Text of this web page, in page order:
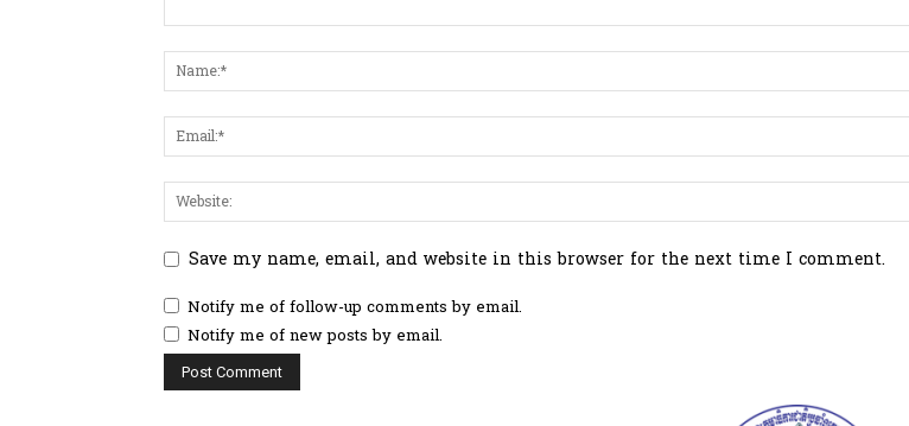
Save my name, email, and website in this browser for the next time I comment.
Notify me of follow-up comments by email.
Notify me of new posts by email.